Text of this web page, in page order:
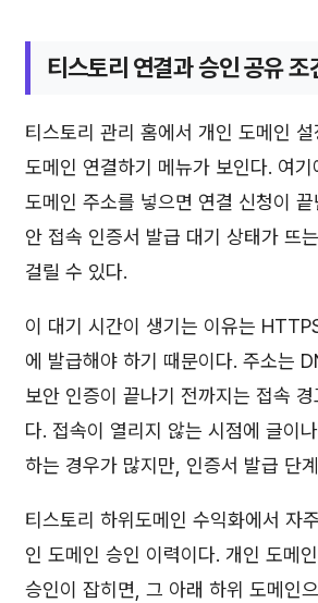
티스토리 연결과 승인 공유 조
티스토리 관리 홈에서 개인 도메인
도메인 연결하기 메뉴가 보인다. 여기
도메인 주소를 넣으면 연결 신청이
안 접속 인증서 발급 대기 상태가 뜨
걸릴 수 있다.
이 대기 시간이 생기는 이유는
에 발급해야 하기 때문이다. 주소는
보안 인증이 끝나기 전까지는 접속
다. 접속이 열리지 않는 시점에 글이
하는 경우가 많지만, 인증서 발급 단
티스토리 하위도메인 수익화에서 자
인 도메인 승인 이력이다. 개인 도메
승인이 잡히면, 그 아래 하위 도메인